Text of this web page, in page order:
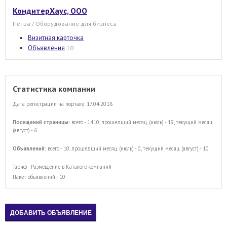
КондитерХаус, ООО
Пенза / Оборудование для бизнеса
Визитная карточка
Объявления 10
Статистика компании
Дата регистрации на портале: 17.04.2018
Посещений страницы: всего - 1410, прошедший месяц (июль) - 19, текущий месяц
(август) - 6
Объявлений: всего - 10, прошедший месяц (июль) - 0, текущий месяц (август) - 10
Тариф - Размещение в Каталоге компаний
Пакет объявлений - 10